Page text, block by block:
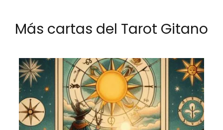
Más cartas del Tarot Gitano